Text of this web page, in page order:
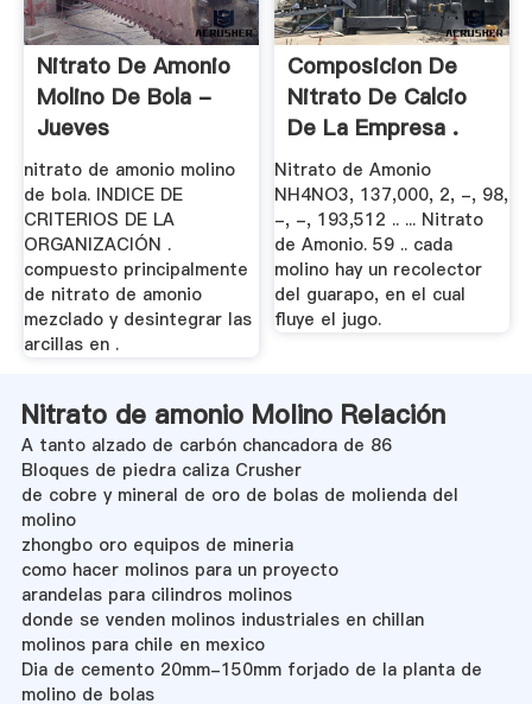
Nitrato De Amonio
Molino De Bola -
Jueves
nitrato de amonio molino
de bola. INDICE DE
CRITERIOS DE LA
ORGANIZACIÓN .
compuesto principalmente
de nitrato de amonio
mezclado y desintegrar las
arcillas en .
Composicion De
Nitrato De Calcio
De La Empresa .
Nitrato de Amonio
NH4NO3, 137,000, 2, -, 98,
-, -, 193,512 .. ... Nitrato
de Amonio. 59 .. cada
molino hay un recolector
del guarapo, en el cual
fluye el jugo.
Nitrato de amonio Molino Relación
A tanto alzado de carbón chancadora de 86
Bloques de piedra caliza Crusher
de cobre y mineral de oro de bolas de molienda del
molino
zhongbo oro equipos de mineria
como hacer molinos para un proyecto
arandelas para cilindros molinos
donde se venden molinos industriales en chillan
molinos para chile en mexico
Dia de cemento 20mm-150mm forjado de la planta de
molino de bolas